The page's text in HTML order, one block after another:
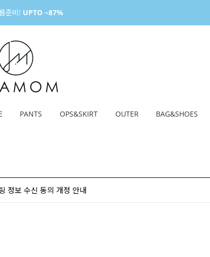
준비! UPTO ~87%
PANTS OPS&SKIRT OUTER BAG&SHOES
정보 수신 동의 개정 안내